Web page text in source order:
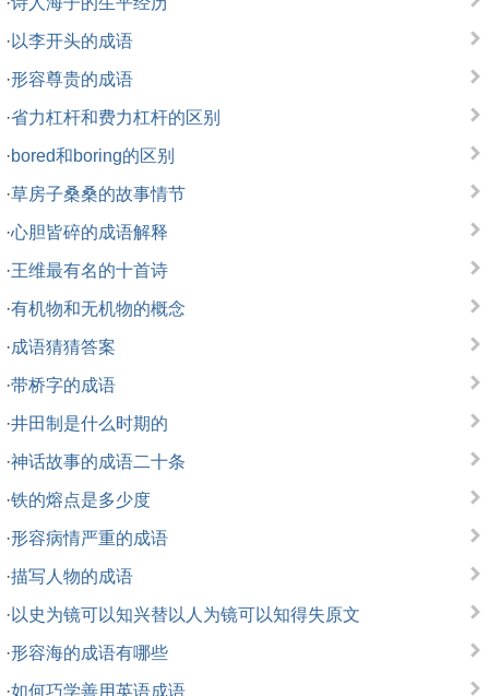
· 以李开头的成语
·形容尊贵的成语
·省力杠杆和费力杠杆的区别
·bored和boring的区别
·草房子桑桑的故事情节
·心胆皆碎的成语解释
·王维最有名的十首诗
·有机物和无机物的概念
·成语猜猜答案
·带桥字的成语
·井田制是什么时期的
·神话故事的成语二十条
·铁的熔点是多少度
·形容病情严重的成语
·描写人物的成语
· 以史为镜可以知兴替以人为镜可以知得失原文
·形容海的成语有哪些
·如何巧学善用英语成语